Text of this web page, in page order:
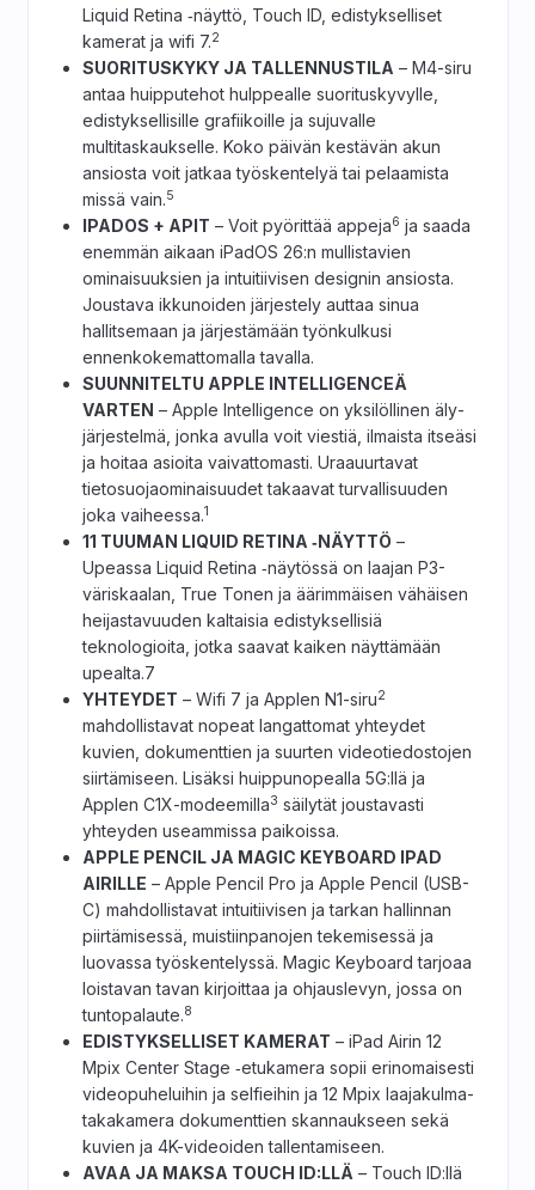
Liquid Retina ‑näyttö, Touch ID, edistykselliset
kamerat ja wifi 7.2
SUORITUSKYKY JA TALLENNUSTILA – M4-siru
antaa huipputehot hulppealle suoritus­kyvylle,
edistyksellisille grafiikoille ja sujuvalle
multitaskaukselle. Koko päivän kestävän akun
ansiosta voit jatkaa työskentelyä tai pelaamista
missä vain.5
IPADOS + APIT – Voit pyörittää appeja6 ja saada
enemmän aikaan iPadOS 26:n mullistavien
ominaisuuksien ja intuitiivisen designin ansiosta.
Joustava ikkunoiden järjestely auttaa sinua
hallitsemaan ja järjestämään työnkulkusi
ennenkokemattomalla tavalla.
SUUNNITELTU APPLE INTELLIGENCEÄ
VARTEN – Apple Intelligence on yksilöllinen äly­
järjestelmä, jonka avulla voit viestiä, ilmaista itseäsi
ja hoitaa asioita vaivattomasti. Uraa­uurtavat
tietosuoja­ominaisuudet takaavat turvallisuuden
joka vaiheessa.1
11 TUUMAN LIQUID RETINA ‑NÄYTTÖ –
Upeassa Liquid Retina ‑näytössä on laajan P3-
väriskaalan, True Tonen ja äärimmäisen vähäisen
heijastavuuden kaltaisia edistyksellisiä
teknologioita, jotka saavat kaiken näyttämään
upealta.7
YHTEYDET – Wifi 7 ja Applen N1-siru2
mahdollistavat nopeat langattomat yhteydet
kuvien, dokumenttien ja suurten videotiedostojen
siirtämiseen. Lisäksi huippunopealla 5G:llä ja
Applen C1X-modeemilla3 säilytät joustavasti
yhteyden useammissa paikoissa.
APPLE PENCIL JA MAGIC KEYBOARD IPAD
AIRILLE – Apple Pencil Pro ja Apple Pencil (USB-
C) mahdollistavat intuitiivisen ja tarkan hallinnan
piirtämisessä, muistiinpanojen tekemisessä ja
luovassa työskentelyssä. Magic Keyboard tarjoaa
loistavan tavan kirjoittaa ja ohjauslevyn, jossa on
tuntopalaute.8
EDISTYKSELLISET KAMERAT – iPad Airin 12
Mpix Center Stage ‑etukamera sopii erinomaisesti
videopuheluihin ja selfieihin ja 12 Mpix laajakulma­
takakamera dokumenttien skannaukseen sekä
kuvien ja 4K-videoiden tallentamiseen.
AVAA JA MAKSA TOUCH ID:LLÄ – Touch ID:llä